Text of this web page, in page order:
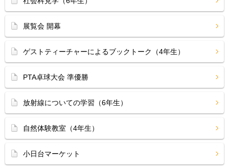
展覧会 開幕
ゲストティーチャーによるブックトーク（4年生）
PTA卓球大会 準優勝
放射線についての学習（6年生）
自然体験教室（4年生）
小日台マーケット